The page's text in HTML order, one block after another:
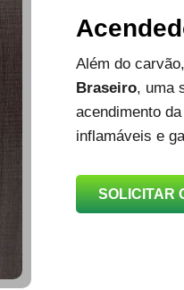
Além do
Braseiro, uma
acendimento
inflamáveis e
SOLICITAR